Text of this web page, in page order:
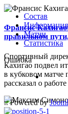
Франсис
правильном
Спортивный
Кахигао подвел
в кубковом матче
рассказал о
Состав
Матчи
Статистика
Ошибка
:: Powered by